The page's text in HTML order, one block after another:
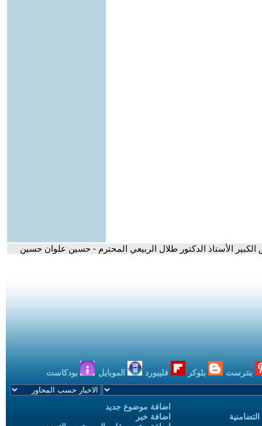
الكبير الأستاذ الدكتور طلال الربيعي المحترم - حسين علوان حسين
بنترست بلوكر فليبورد الموبايل بودكاست
اضافة موضوع جديد
اضافة خبر